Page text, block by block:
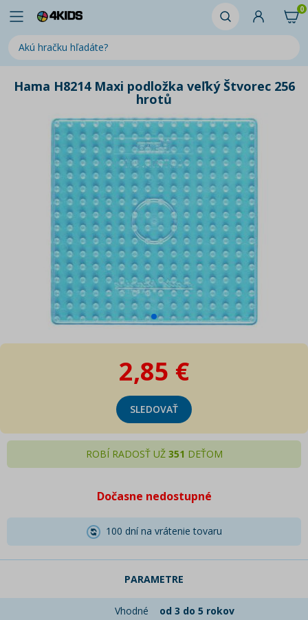
0
Hama H8214 Maxi podložka veľký Štvorec 256
hrotů
2,85 €
SLEDOVAŤ
ROBÍ RADOSŤ UŽ 351 DEŤOM
Dočasne nedostupné
100 dní na vrátenie tovaru
PARAMETRE
Vhodné
od 3 do 5 rokov